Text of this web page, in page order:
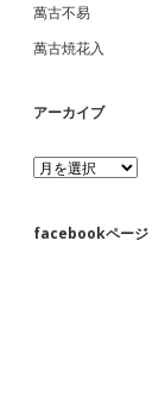
萬古不易
萬古焼花入
アーカイブ
ア
ー
イ
facebookページ